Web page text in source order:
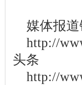
媒体报道
http://
头条
http://